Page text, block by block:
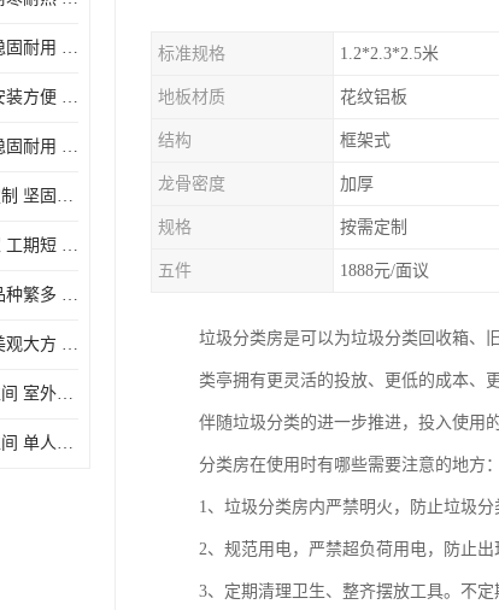
扬州物业岗亭厂家 稳固耐用 适用多场合
温州四分类垃圾房 安装方便 可移动位置且方便
嘉兴保安岗亭批发 稳固耐用 使用价值高
太仓不锈钢垃圾桶定制 坚固耐用 绝缘性能好
绍兴社会垃圾屋厂家 工期短 便于居民集中投放
无锡收费岗亭批发 品种繁多 适用多场合
太仓售票岗亭厂家 美观大方 使用寿命长
姑苏区户外移动卫生间 室外临时单人厕所供应厂家
吴中区双人移动卫生间 单人厕所供应厂家
标准规格 1.2*2.3*2.5米
地板材质 花纹铝板
结构 框架式
龙骨密度 加厚
规格 按需定制
五件 1888元/面议
垃圾分类房是可以为垃圾分类回收箱、
类亭拥有更灵活的投放、更低的成本、
伴随垃圾分类的进一步推进，投入使用
分类房在使用时有哪些需要注意的地方：
1、垃圾分类房内严禁明火，防止垃圾
2、规范用电，严禁超负荷用电，防止
3、定期清理卫生、整齐摆放工具。不